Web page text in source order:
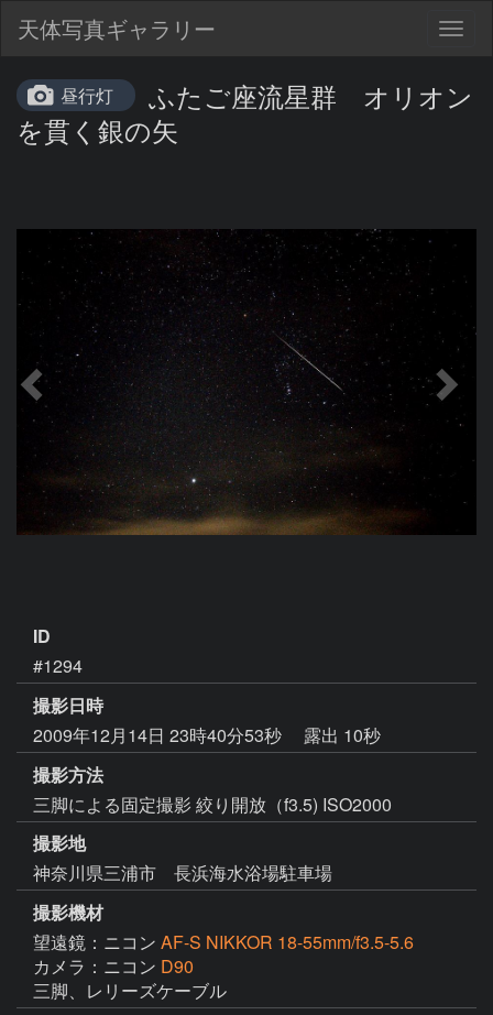
天体写真ギャラリー
昼行灯
ふたご座流星群 オリオン
を貫く銀の矢
ID
#1294
撮影日時
2009年12月14日 23時40分53秒
露出 10秒
撮影方法
三脚による固定撮影 絞り開放（f3.5) ISO2000
撮影地
神奈川県三浦市 長浜海水浴場駐車場
撮影機材
望遠鏡：ニコン AF-S NIKKOR 18-55mm/f3.5-5.6
カメラ：ニコン D90
三脚、レリーズケーブル